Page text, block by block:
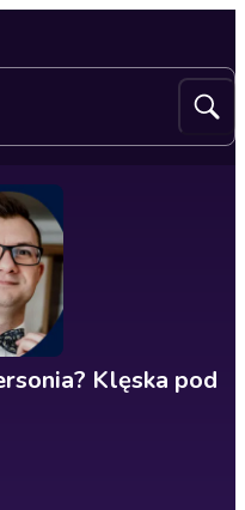
Klęska pod